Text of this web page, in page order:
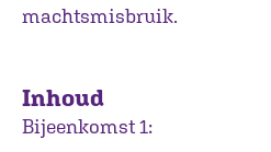
machtsmisbruik.
Inhoud
Bijeenkomst 1: